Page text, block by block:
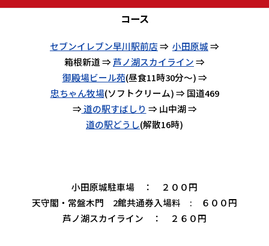
コース
セブンイレブン早川駅前店⇒ 小田原城⇒
箱根新道 ⇒芦ノ湖スカイライン⇒
御殿場ビール苑(昼食11時30分～) ⇒
忠ちゃん牧場(ソフトクリーム) ⇒ 国道469
⇒道の駅すばしり ⇒ 山中湖 ⇒
道の駅どうし(解散16時)
小田原城駐車場 ： ２００円
天守閣・常盤木門 2館共通券入場料 : ６００円
芦ノ湖スカイライン ： ２６０円